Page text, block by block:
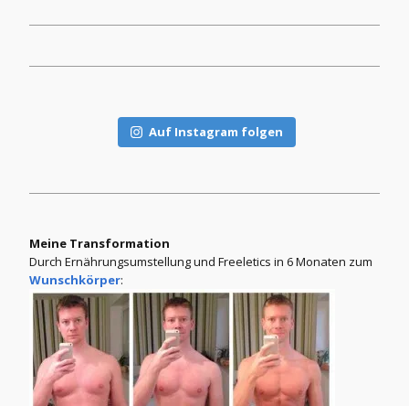
Auf Instagram folgen
Meine Transformation
Durch Ernährungsumstellung und Freeletics in 6 Monaten zum
Wunschkörper: